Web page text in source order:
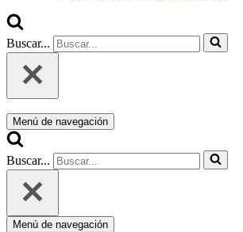
Buscar...
Menú de navegación
Buscar...
Menú de navegación